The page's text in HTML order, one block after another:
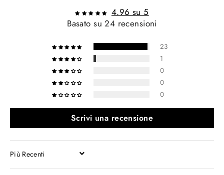
4.96 su 5
Basato su 24 recensioni
23
1
0
0
0
Scrivi una recensione
SORT BY